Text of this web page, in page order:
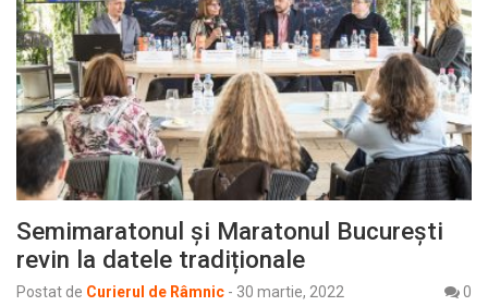
Semimaratonul și Maratonul București
revin la datele tradiționale
Postat de Curierul de Râmnic - 30 martie, 2022
0